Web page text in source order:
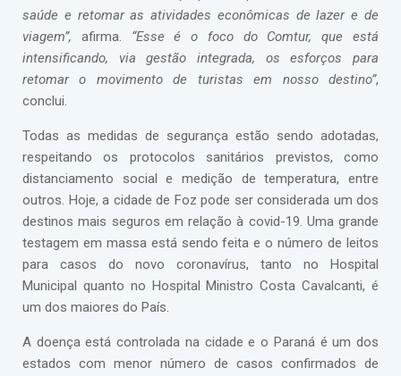
saúde e retomar as atividades econômicas de lazer e de
viagem”, afirma. “Esse é o foco do Comtur, que está
intensificando, via gestão integrada, os esforços para
retomar o movimento de turistas em nosso destino”,
conclui.
Todas as medidas de segurança estão sendo adotadas,
respeitando os protocolos sanitários previstos, como
distanciamento social e medição de temperatura, entre
outros. Hoje, a cidade de Foz pode ser considerada um dos
destinos mais seguros em relação à covid-19. Uma grande
testagem em massa está sendo feita e o número de leitos
para casos do novo coronavírus, tanto no Hospital
Municipal quanto no Hospital Ministro Costa Cavalcanti, é
um dos maiores do País.
A doença está controlada na cidade e o Paraná é um dos
estados com menor número de casos confirmados de